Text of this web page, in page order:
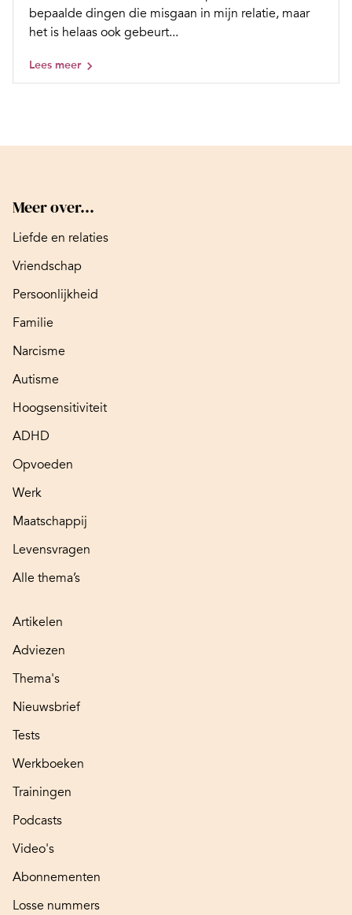
bepaalde dingen die misgaan in mijn relatie, maar
het is helaas ook gebeurt...
Lees meer
Meer over...
Liefde en relaties
Vriendschap
Persoonlijkheid
Familie
Narcisme
Autisme
Hoogsensitiviteit
ADHD
Opvoeden
Werk
Maatschappij
Levensvragen
Alle thema’s
Artikelen
Adviezen
Thema's
Nieuwsbrief
Tests
Werkboeken
Trainingen
Podcasts
Video's
Abonnementen
Losse nummers